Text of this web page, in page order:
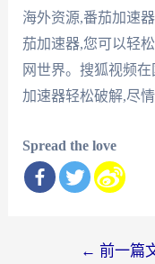
海外资源,番茄加速
茄加速器,您可以轻
网世界。搜狐视频
加速器轻松破解,尽
Spread the love
← 前一篇